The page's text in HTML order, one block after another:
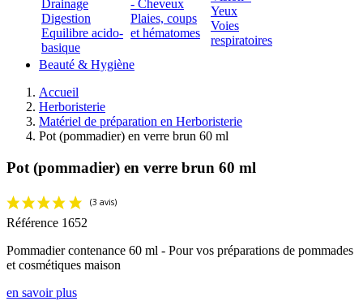
Drainage
Digestion
Equilibre acido-
basique
- Cheveux
Plaies, coups
et hématomes
Yeux
Voies
respiratoires
Beauté & Hygiène
Accueil
Herboristerie
Matériel de préparation en Herboristerie
Pot (pommadier) en verre brun 60 ml
Pot (pommadier) en verre brun 60 ml
Référence 1652
Pommadier contenance 60 ml - Pour vos préparations de pommades
et cosmétiques maison
en savoir plus